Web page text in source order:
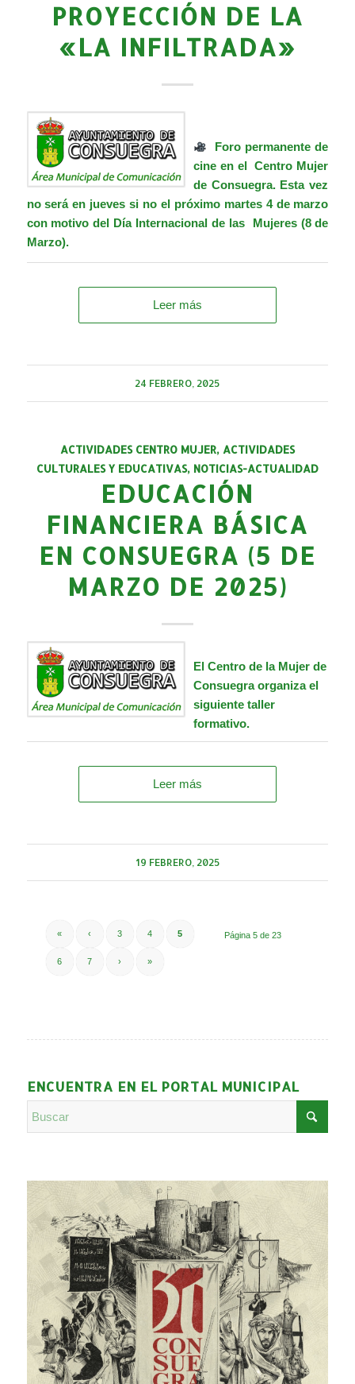
PROYECCIÓN DE LA
«LA INFILTRADA»
Foro permanente de
cine en el Centro Mujer
de Consuegra. Esta vez
no será en jueves si no el próximo martes 4 de marzo
con motivo del Día Internacional de las Mujeres (8 de
Marzo).
Leer más
24 FEBRERO, 2025
ACTIVIDADES CENTRO MUJER, ACTIVIDADES
CULTURALES Y EDUCATIVAS, NOTICIAS-ACTUALIDAD
EDUCACIÓN
FINANCIERA BÁSICA
EN CONSUEGRA (5 DE
MARZO DE 2025)
El Centro de la Mujerde
Consuegra organiza el
siguiente taller
formativo.
Leer más
19 FEBRERO, 2025
Página 5 de 23
« ‹ 3 4 5
6 7 › »
ENCUENTRA EN EL PORTAL MUNICIPAL